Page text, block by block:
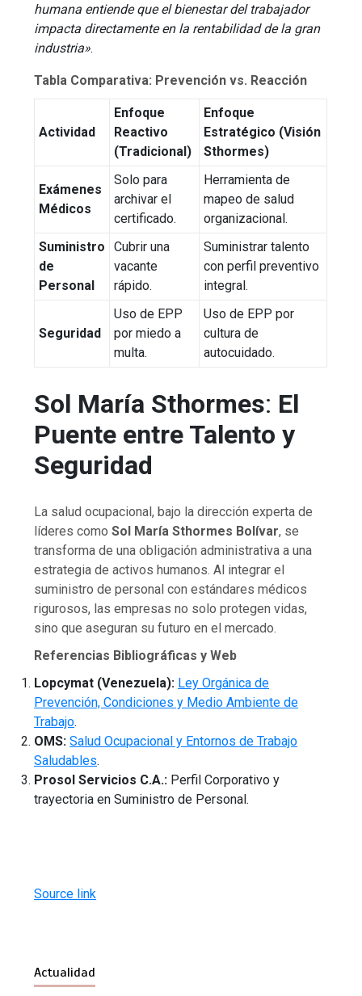
humana entiende que el bienestar del trabajador
impacta directamente en la rentabilidad de la gran
industria».
Tabla Comparativa: Prevención vs. Reacción
Actividad
Enfoque
Reactivo
(Tradicional)
Enfoque
Estratégico (Visión
Sthormes)
Exámenes
Médicos
Solo para
archivar el
certificado.
Herramienta de
mapeo de salud
organizacional.
Suministro
de
Personal
Cubrir una
vacante
rápido.
Suministrar talento
con perfil preventivo
integral.
Seguridad
Uso de EPP
por miedo a
multa.
Uso de EPP por
cultura de
autocuidado.
Sol María Sthormes: El
Puente entre Talento y
Seguridad
La salud ocupacional, bajo la dirección experta de
líderes comoSol María Sthormes Bolívar, se
transforma de una obligación administrativa a una
estrategia de activos humanos. Al integrar el
suministro de personal con estándares médicos
rigurosos, las empresas no solo protegen vidas,
sino que aseguran su futuro en el mercado.
Referencias Bibliográficas y Web
Lopcymat (Venezuela): Ley Orgánica de
Prevención, Condiciones y Medio Ambiente de
Trabajo.
OMS: Salud Ocupacional y Entornos de Trabajo
Saludables.
Prosol Servicios C.A.: Perfil Corporativo y
trayectoria en Suministro de Personal.
Source link
Actualidad